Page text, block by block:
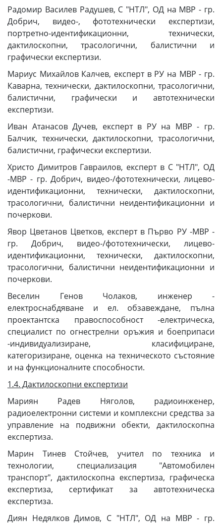
Радомир Василев Радушев, С "НТЛ", ОД на МВР - гр.
Добрич, видео-, фототехнически експертизи,
портретно-идентификационни, технически,
дактилоскопни, трасологични, балистични и
графически експертизи.
Мариус Михайлов Калчев, експерт в РУ на МВР - гр.
Каварна, технически, дактилоскопни, трасологични,
балистични, графически и автотехнически
експертизи.
Иван Атанасов Дучев, експерт в РУ на МВР - гр.
Балчик, технически, дактилоскопни, трасологични,
балистични, графически експертизи.
Христо Димитров Гавраилов, експерт в С "НТЛ", ОД
-МВР - гр. Добрич, видео-/фототехнически, лицево-
идентификационни, технически, дактилоскопни,
трасологични, балистични неидентификационни и
почеркови.
Явор Цветанов Цветков, експерт в Първо РУ -МВР -
гр. Добрич, видео-/фототехнически, лицево-
идентификационни, технически, дактилоскопни,
трасологични, балистични неидентификационни и
почеркови.
Веселин Генов Чолаков, инженер -
електроснабдяване и ел. обзавеждане, пълна
проектантска правоспособност -електрическа,
специалист по огнестрелни оръжия и боеприпаси
-индивидуализиране, класифициране,
категоризиране, оценка на техническото състояние
и на функционалните способности.
1.4. Дактилоскопни експертизи
Мариян Радев Няголов, радиоинженер,
радиоелектронни системи и комплексни средства за
управление на подвижни обекти, дактилоскопна
експертиза.
Марин Тинев Стойчев, учител по техника и
технологии, специализация "Автомобилен
транспорт", дактилоскопна експертиза, графическа
експертиза, сертификат за автотехническа
експертиза.
Диян Недялков Димов, С "НТЛ", ОД на МВР - гр.